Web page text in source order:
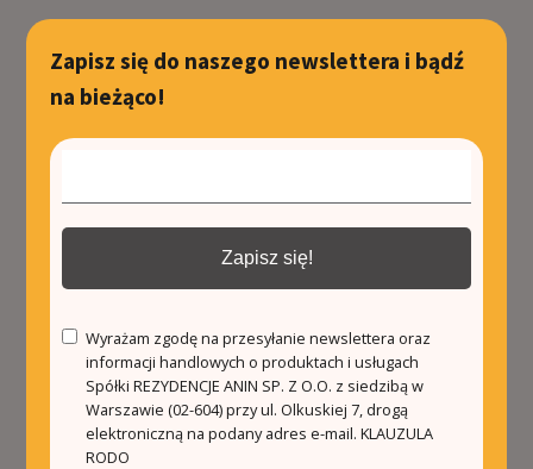
Zapisz się do naszego newslettera i bądź
na bieżąco!
Zapisz się!
Wyrażam zgodę na przesyłanie newslettera oraz
informacji handlowych o produktach i usługach
Spółki REZYDENCJE ANIN SP. Z O.O. z siedzibą w
Warszawie (02-604) przy ul. Olkuskiej 7, drogą
elektroniczną na podany adres e-mail.KLAUZULA
RODO